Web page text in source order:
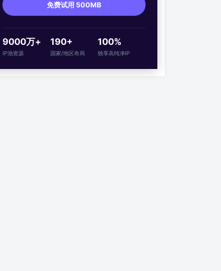
免费试用 500MB
9000万+
IP池资源
190+
国家/地区布局
100%
独享高纯净IP